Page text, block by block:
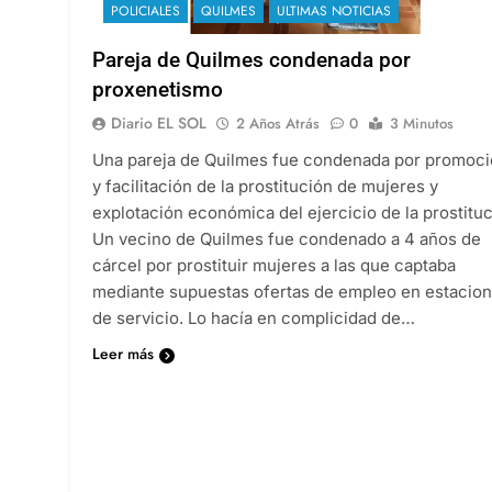
POLICIALES QUILMES ULTIMAS NOTICIAS
Pareja de Quilmes condenada por
proxenetismo
Diario EL SOL 2 Años Atrás 0
3 Minutos
Una pareja de Quilmes fue condenada por
y facilitación de la prostitución de mujeres y
explotación económica del ejercicio de la
Un vecino de Quilmes fue condenado a 4 años de
cárcel por prostituir mujeres a las que captaba
mediante supuestas ofertas de empleo en
de servicio. Lo hacía en complicidad de…
Leer más